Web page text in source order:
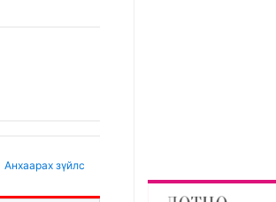
Анхаарах зүйлс